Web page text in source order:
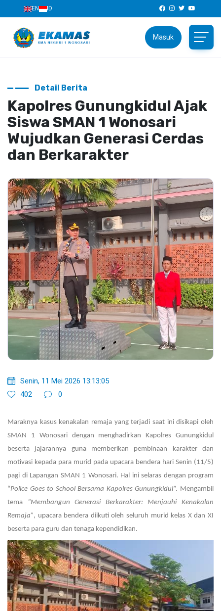
EN ID
Masuk
Detail Berita
Kapolres Gunungkidul Ajak
Siswa SMAN 1 Wonosari
Wujudkan Generasi Cerdas
dan Berkarakter
Senin, 11 Mei 2026 13:13:05
402
0
Maraknya kasus kenakalan remaja yang terjadi saat ini disikapi oleh
SMAN 1 Wonosari dengan menghadirkan Kapolres Gunungkidul
beserta jajarannya guna memberikan pembinaan karakter dan
motivasi kepada para murid pada upacara bendera hari Senin (11/5)
pagi di Lapangan SMAN 1 Wonosari. Hal ini selaras dengan program
“Police Goes to School Bersama Kapolres Gunungkidul”. Mengambil
tema
“Membangun Generasi Berkarakter: Menjauhi Kenakalan
Remaja”, upacara bendera diikuti oleh seluruh murid kelas X dan XI
beserta para guru dan tenaga kependidikan.